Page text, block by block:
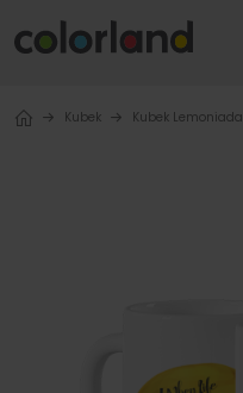
Kubek Kubek Lemoniada